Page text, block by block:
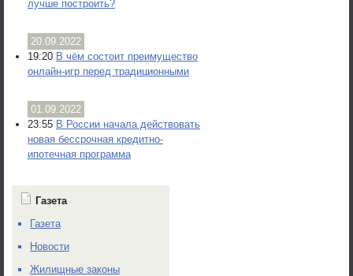
лучше построить?
20.09.2022
19:20 В чём состоит преимущество
онлайн-игр перед традиционными
01.09.2022
23:55 В России начала действовать
новая бессрочная кредитно-
ипотечная программа
Газета
Газета
Новости
Жилищные законы